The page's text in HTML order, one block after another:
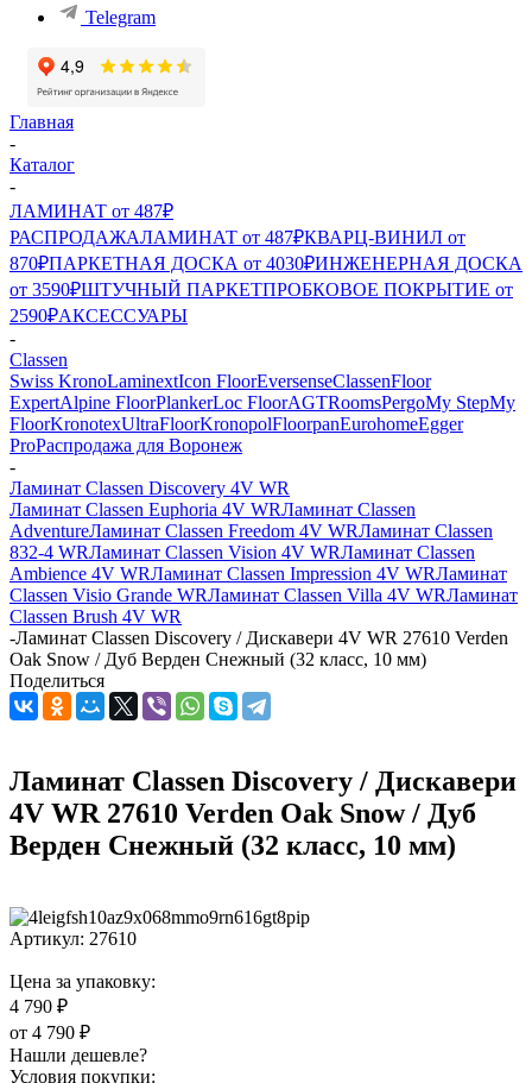
Telegram
Главная
-
Каталог
-
ЛАМИНАТ от 487₽
РАСПРОДАЖАЛАМИНАТ от 487₽КВАРЦ-ВИНИЛ от
870₽ПАРКЕТНАЯ ДОСКА от 4030₽ИНЖЕНЕРНАЯ ДОСКА
от 3590₽ШТУЧНЫЙ ПАРКЕТПРОБКОВОЕ ПОКРЫТИЕ от
2590₽АКСЕССУАРЫ
-
Classen
Swiss KronoLaminextIcon FloorEversenseClassenFloor
ExpertAlpine FloorPlankerLoc FloorAGTRoomsPergoMy StepMy
FloorKronotexUltraFloorKronopolFloorpanEurohomeEgger
ProРаспродажа для Воронеж
-
Ламинат Classen Discovery 4V WR
Ламинат Classen Euphoria 4V WRЛаминат Classen
AdventureЛаминат Classen Freedom 4V WRЛаминат Classen
832-4 WRЛаминат Classen Vision 4V WRЛаминат Classen
Ambience 4V WRЛаминат Classen Impression 4V WRЛаминат
Classen Visio Grande WRЛаминат Classen Villa 4V WRЛаминат
Classen Brush 4V WR
-Ламинат Classen Discovery / Дискавери 4V WR 27610 Verden
Oak Snow / Дуб Верден Снежный (32 класс, 10 мм)
Поделиться
Ламинат Classen Discovery / Дискавери
4V WR 27610 Verden Oak Snow / Дуб
Верден Снежный (32 класс, 10 мм)
Артикул: 27610
Цена за упаковку:
4 790 ₽
от 4 790 ₽
Нашли дешевле?
Условия покупки: